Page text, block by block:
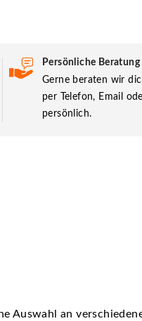
Persönliche Beratung
Gerne beraten wir
per Telefon, Email
persönlich.
Auswahl an